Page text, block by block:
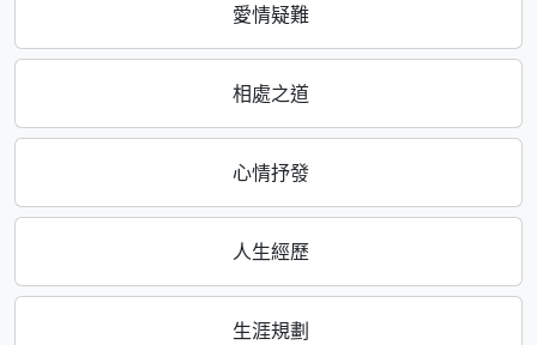
愛情疑難
相處之道
心情抒發
人生經歷
生涯規劃